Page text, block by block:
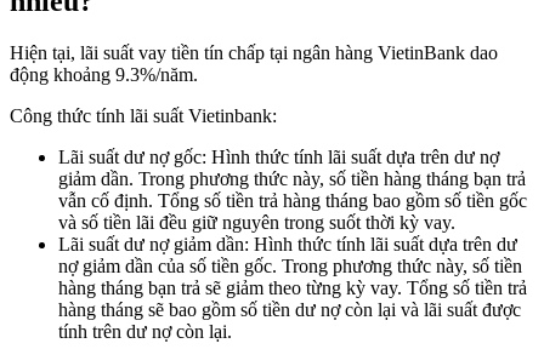
Hiện tại, lãi suất vay tiền tín chấp tại ngân hàng VietinBank dao
động khoảng 9.3%/năm.
Công thức tính lãi suất Vietinbank:
Lãi suất dư nợ gốc: Hình thức tính lãi suất dựa trên dư nợ
giảm dần. Trong phương thức này, số tiền hàng tháng bạn trả
vẫn cố định. Tổng số tiền trả hàng tháng bao gồm số tiền gốc
và số tiền lãi đều giữ nguyên trong suốt thời kỳ vay.
Lãi suất dư nợ giảm dần: Hình thức tính lãi suất dựa trên dư
nợ giảm dần của số tiền gốc. Trong phương thức này, số tiền
hàng tháng bạn trả sẽ giảm theo từng kỳ vay. Tổng số tiền trả
hàng tháng sẽ bao gồm số tiền dư nợ còn lại và lãi suất được
tính trên dư nợ còn lại.